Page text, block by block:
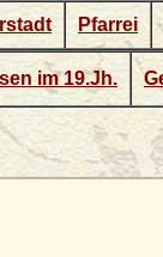
Pfarrei
im 19.Jh.